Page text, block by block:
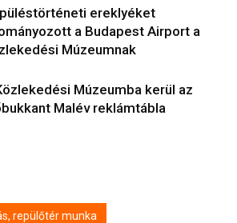
ereklyéket
a Budapest Airport a
Múzeumnak
Múzeumba kerül az
Malév reklámtábla
repülőtér munka